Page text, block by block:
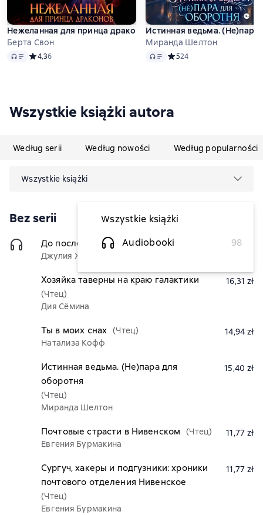
Нежеланная для принца драконов
Берта Свон
Audio Средний рейтинг 4,3 на основе 6 оценок
4,36
Истинная ведьма. (Не)пара
Миранда Шелтон
Audio Средний рейтинг 5 на
524
Wszystkie książki autora
Według serii Według nowości Według popularności
Wszystkie książki
Wszystkie książki
Audiobooki
98
Bez serii
До последней строки (Чтец)
Джулия Хэнли
16,31 zł
Хозяйка таверны на краю галактики
(Чтец)
Дия Сёмина
16,31 zł
Ты в моих снах (Чтец)
Натализа Кофф
14,94 zł
Истинная ведьма. (Не)пара для
оборотня
(Чтец)
Миранда Шелтон
15,40 zł
Почтовые страсти в Нивенском
(Чтец)
Евгения Бурмакина
11,77 zł
Сургуч, хакеры и подгузники: хроники
почтового отделения Нивенское
(Чтец)
Евгения Бурмакина
11,77 zł